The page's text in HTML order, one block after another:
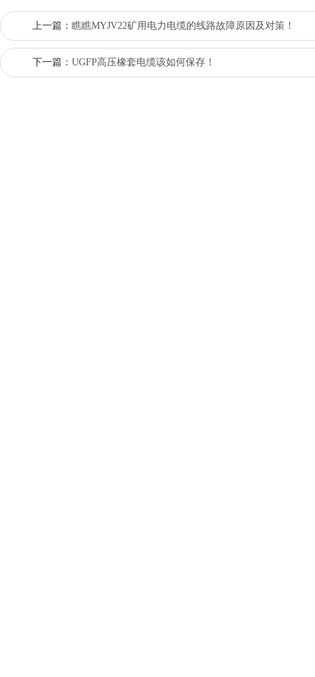
上一篇： 瞧瞧MYJV22矿用电力电缆的线路故障原因及对策！
下一篇： UGFP高压橡套电缆该如何保存！